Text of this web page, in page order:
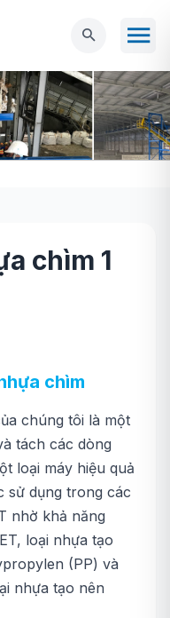
chìm 1
chìm
chúng tôi là một
tách các dòng
loại máy hiệu quả
sử dụng trong các
nhờ khả năng
loại nhựa tạo
(PP) và
nhựa tạo nên